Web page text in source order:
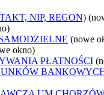
NIP, REGON)
(nowe
okno)
PŁATNOŚCI